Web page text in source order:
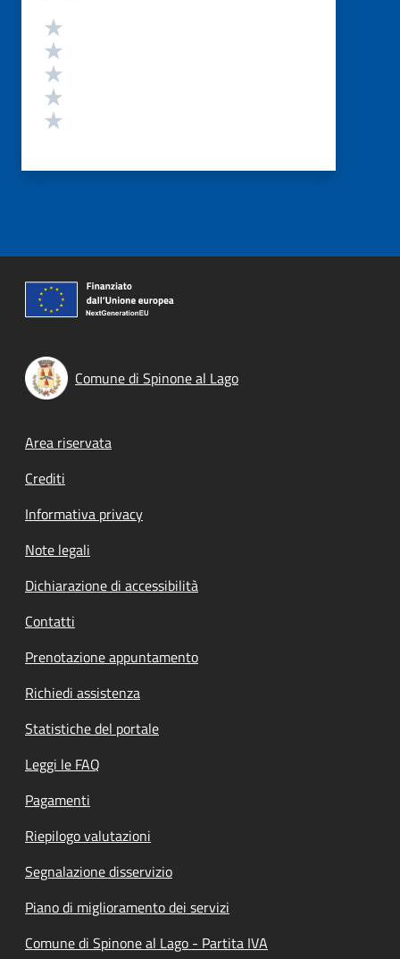
Valutazione
Comune di Spinone al Lago
Footer menu
Area riservata
Crediti
Informativa privacy
Note legali
Dichiarazione di accessibilità
Contatti
Prenotazione appuntamento
Richiedi assistenza
Statistiche del portale
Leggi le FAQ
Pagamenti
Riepilogo valutazioni
Segnalazione disservizio
Piano di miglioramento dei servizi
Comune di Spinone al Lago - Partita IVA